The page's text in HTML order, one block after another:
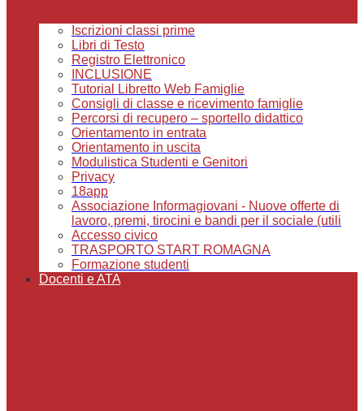
Iscrizioni classi prime
Libri di Testo
Registro Elettronico
INCLUSIONE
Tutorial Libretto Web Famiglie
Consigli di classe e ricevimento famiglie
Percorsi di recupero – sportello didattico
Orientamento in entrata
Orientamento in uscita
Modulistica Studenti e Genitori
Privacy
18app
Associazione Informagiovani - Nuove offerte di
lavoro, premi, tirocini e bandi per il sociale (utili
Accesso civico
TRASPORTO START ROMAGNA
Formazione studenti
Docenti e ATA